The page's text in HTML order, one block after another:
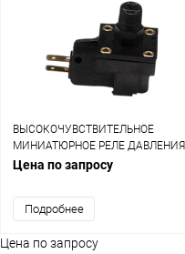
ВЫСОКОЧУВСТВИТЕЛЬНОЕ
МИНИАТЮРНОЕ РЕЛЕ ДАВЛЕНИЯ
ДЛЯ КОМПРЕССОРА СЕРИИ MHS
Цена по запросу
Подробнее
Цена по запросу